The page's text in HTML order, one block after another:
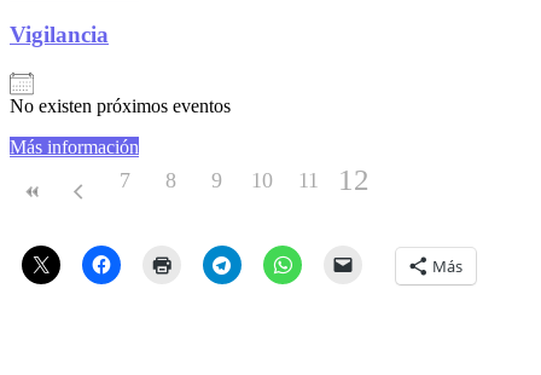
Vigilancia
No existen próximos eventos
Más información
7 8 9 10 11 12
Más